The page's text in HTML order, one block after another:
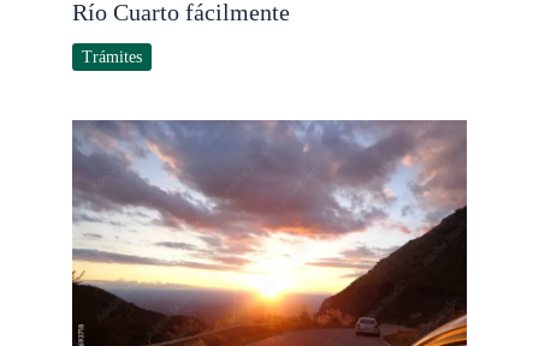
Río Cuarto fácilmente
Trámites